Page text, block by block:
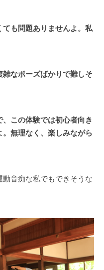
ても問題ありませんよ。私
雑なポーズばかりで難しそ
、この体験では初心者向き
無理なく、楽しみながら
音痴な私でもできそうな